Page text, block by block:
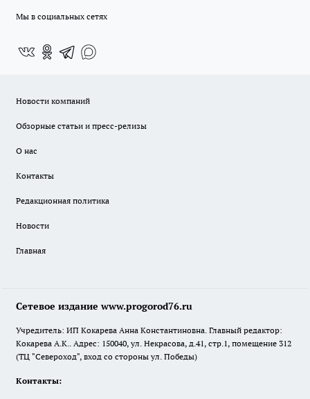
Мы в социальных сетях
Новости компаний
Обзорные статьи и пресс-релизы
О нас
Контакты
Редакционная политика
Новости
Главная
Сетевое издание www.progorod76.ru
Учредитель: ИП Кокарева Анна Константиновна. Главный редактор:
Кокарева А.К.. Адрес: 150040, ул. Некрасова, д.41, стр.1, помещение 312
(ТЦ "Североход", вход со стороны ул. Победы)
Контакты: